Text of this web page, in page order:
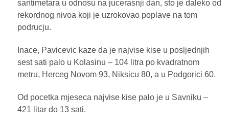
santimetara u odnosu na jucerasnji dan, sto je daleko od
rekordnog nivoa koji je uzrokovao poplave na tom
podrucju.
Inace, Pavicevic kaze da je najvise kise u posljednjih
sest sati palo u Kolasinu – 104 litra po kvadratnom
metru, Herceg Novom 93, Niksicu 80, a u Podgorici 60.
Od pocetka mjeseca najvise kise palo je u Savniku –
421 litar do 13 sati.